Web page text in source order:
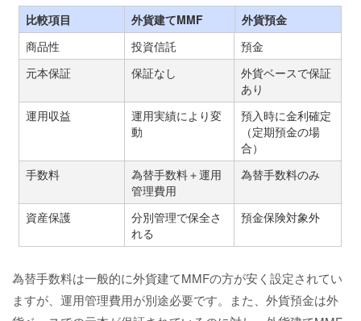
比較項目 外貨建てMMF
外貨預金
商品性
投資信託
預金
元本保証
保証なし
外貨ベースで保証
あり
運用収益
運用実績により変
動
預入時に金利確定
（定期預金の場
合）
手数料
為替手数料＋運用
管理費用
為替手数料のみ
資産保護
分別管理で保全さ
れる
預金保険対象外
為替手数料は一般的に外貨建てMMFの方が安く設定されてい
ますが、運用管理費用が別途必要です。また、外貨預金は外